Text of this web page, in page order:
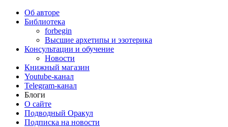
Об авторе
Библиотека
forbegin
Высшие архетипы и эзотерика
Консультации и обучение
Новости
Книжный магазин
Youtube-канал
Telegram-канал
Блоги
О сайте
Подводный Оракул
Подписка на новости